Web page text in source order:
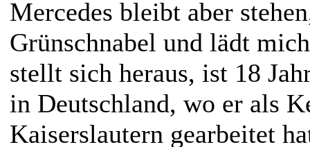
Mercedes bleibt aber
Grünschnabel und lädt
stellt sich heraus, ist 18
in Deutschland, wo er als
Kaiserslautern gearbeitet